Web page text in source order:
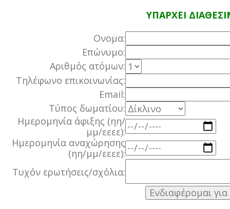
ΥΠΑΡΧΕΙ
Ονομα:
Επώνυμο:
Αριθμός ατόμων:
Τηλέφωνο επικοινωνίας:
Email:
Τύπος δωματίου:
Ημερομηνία άφιξης (ηη/
μμ/εεεε):
Ημερομηνία αναχώρησης
(ηη/μμ/εεεε):
Τυχόν ερωτήσεις/σχόλια: